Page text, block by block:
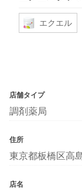
エクエル
店舗タイプ
調剤薬局
住所
東京都板橋区高
店名